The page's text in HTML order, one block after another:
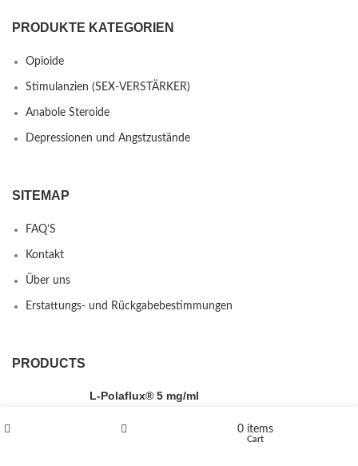
PRODUKTE KATEGORIEN
Opioide
Stimulanzien (SEX-VERSTÄRKER)
Anabole Steroide
Depressionen und Angstzustände
SITEMAP
FAQ’S
Kontakt
Über uns
Erstattungs- und Rückgabebestimmungen
PRODUCTS
L-Polaflux® 5 mg/ml
0 items
Cart